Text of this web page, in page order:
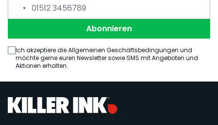
E-Mail Adresse
Telefonnummer
Abonnieren
Ich akzeptiere die Allgemeinen Geschäftsbedingungen und
möchte gerne euren Newsletter sowie SMS mit Angeboten und
Aktionen erhalten.